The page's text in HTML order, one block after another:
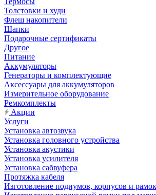
Толстовки и худи
Флеш накопители
Шапки
Подарочные сертификаты
Другое
Питание
Аккумуляторы
Генераторы и комплектующие
Аксессуары для аккумуляторов
Измерительное оборудование
Ремкомплекты
Акции
Услуги
Установка автозвука
Установка головного устройства
Установка акустики
Установка усилителя
Установка сабвуфера
Протяжка кабеля
Изготовление подиумов, корпусов и рамок